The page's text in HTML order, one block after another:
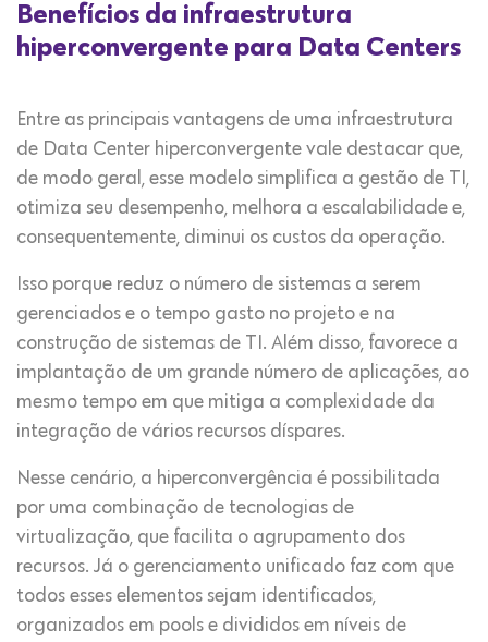
Benefícios da infraestrutura
hiperconvergente para Data Centers
Entre as principais vantagens de uma infraestrutura
de Data Center hiperconvergente vale destacar que,
de modo geral, esse modelo simplifica a gestão de TI,
otimiza seu desempenho, melhora a escalabilidade e,
consequentemente, diminui os custos da operação.
Isso porque reduz o número de sistemas a serem
gerenciados e o tempo gasto no projeto e na
construção de sistemas de TI. Além disso, favorece a
implantação de um grande número de aplicações, ao
mesmo tempo em que mitiga a complexidade da
integração de vários recursos díspares.
Nesse cenário, a hiperconvergência é possibilitada
por uma combinação de tecnologias de
virtualização, que facilita o agrupamento dos
recursos. Já o gerenciamento unificado faz com que
todos esses elementos sejam identificados,
organizados em pools e divididos em níveis de